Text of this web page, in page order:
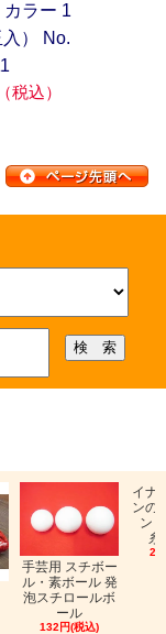
カラー 1
） No.
税込）
手芸用 スチボー
ル・素ボール 発
泡スチロールボ
ール
132円(税込)
イナ
ンの
ン
糸